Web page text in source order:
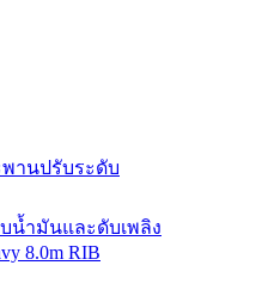
พานปรับระดับ
น้ำมันและดับเพลิง
8.0m RIB